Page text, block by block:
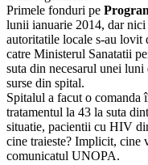
Primele fonduri pe
lunii ianuarie 2014, dar nici
autoritatile locale s-au lovit
catre Ministerul Sanatatii
suta din necesarul unei
surse din spital.
Spitalul a facut o comanda
tratamentul la 43 la suta
situatie, pacientii cu HIV
cine traieste? Implicit, cine
comunicatul UNOPA.